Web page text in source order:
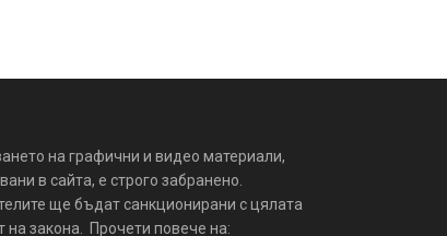
на графични и видео материали,
в сайта, е строго забранено.
ще бъдат санкционирани с цялата
на закона. Прочети повече на: